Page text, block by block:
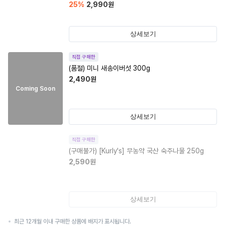
25% 2,990원
상세보기
Coming Soon
직접 구매한
(품절) 미니 새송이버섯 300g
2,490원
상세보기
직접 구매한
(구매불가) [Kurly's] 무농약 국산 숙주나물 250g
2,590원
상세보기
최근 12개월 이내 구매한 상품에 배지가 표시됩니다.